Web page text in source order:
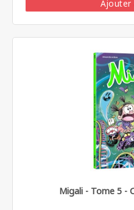
Ajouter
Migali - Tome 5 -